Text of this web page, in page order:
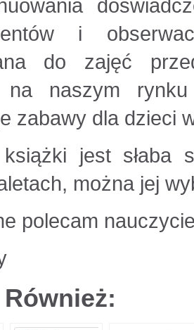
i
do zajęć
na naszym
zabawy dla dzieci
książki jest słaba
można jej
polecam